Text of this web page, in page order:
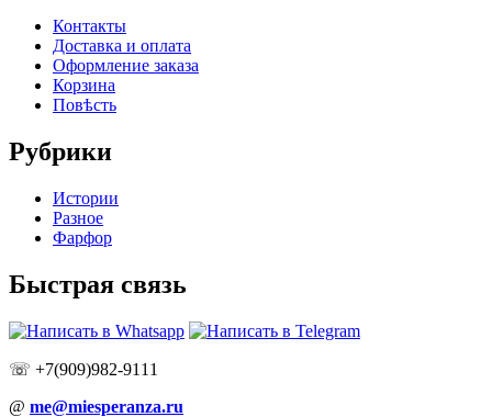
Контакты
Доставка и оплата
Оформление заказа
Корзина
Повѣсть
Рубрики
Истории
Разное
Фарфор
Быстрая связь
☏ +7(909)982-9111
@ me@miesperanza.ru